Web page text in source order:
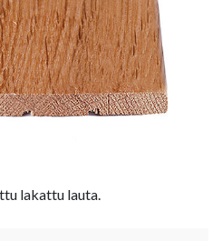
lakattu lauta.